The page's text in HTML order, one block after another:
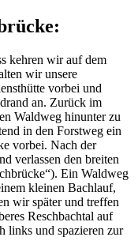
kehren wir auf dem
wir unsere
vorbei und
an. Zurück im
Waldweg hinunter zu
in den Forstweg ein
vorbei. Nach der
verlassen den breiten
Ein Waldweg
kleinen Bachlauf,
wir später und treffen
Reschbachtal auf
links und spazieren zur